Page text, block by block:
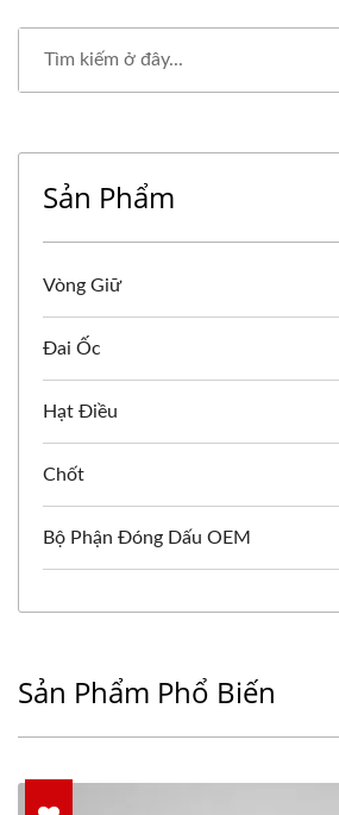
Sản Phẩm
Vòng Giữ
Đai Ốc
Hạt Điều
Chốt
Bộ Phận Đóng Dấu OEM
Sản Phẩm Phổ Biến